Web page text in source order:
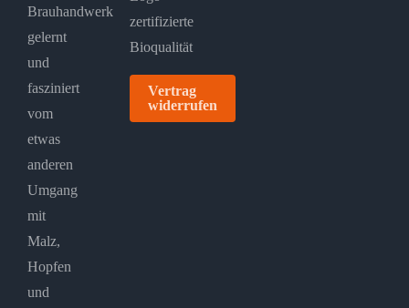
Brauhandwerk
gelernt
und
fasziniert
vom
etwas
anderen
Umgang
mit
Malz,
Hopfen
und
Vertrag
widerrufen